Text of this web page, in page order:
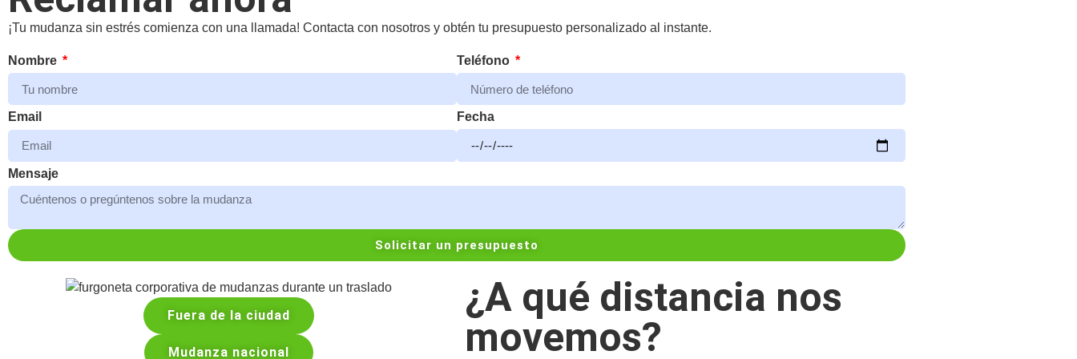
¡Tu mudanza sin estrés comienza con una llamada! Contacta con nosotros y obtén tu presupuesto personalizado al instante.
Nombre Teléfono
Email Fecha
Mensaje
Solicitar un presupuesto
Fuera de la ciudad
Mudanza nacional
¿A qué distancia nos
movemos?